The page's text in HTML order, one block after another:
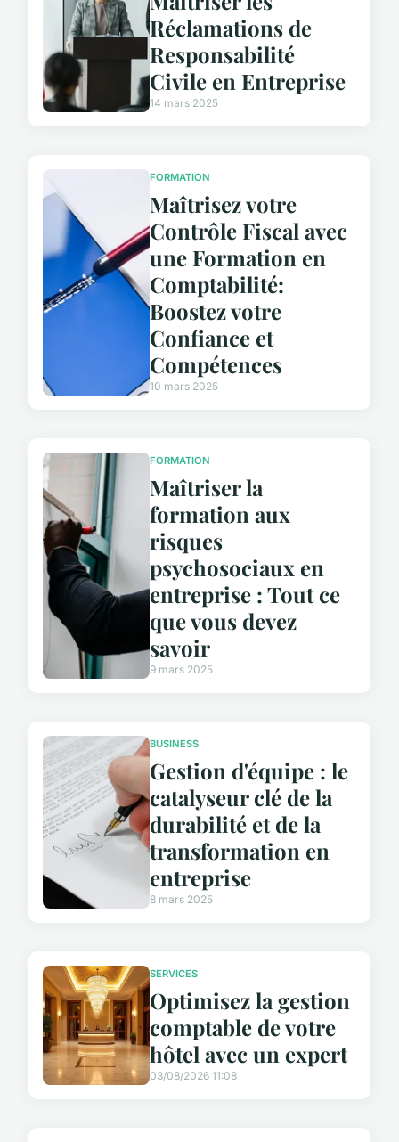
Réclamations de
Responsabilité
Civile en Entreprise
14 mars 2025
FORMATION
Maîtrisez votre
Contrôle Fiscal avec
une Formation en
Comptabilité:
Boostez votre
Confiance et
Compétences
10 mars 2025
FORMATION
Maîtriser la
formation aux
risques
psychosociaux en
entreprise : Tout ce
que vous devez
savoir
9 mars 2025
BUSINESS
Gestion d'équipe : le
catalyseur clé de la
durabilité et de la
transformation en
entreprise
8 mars 2025
SERVICES
Optimisez la gestion
comptable de votre
hôtel avec un expert
03/08/2026 11:08